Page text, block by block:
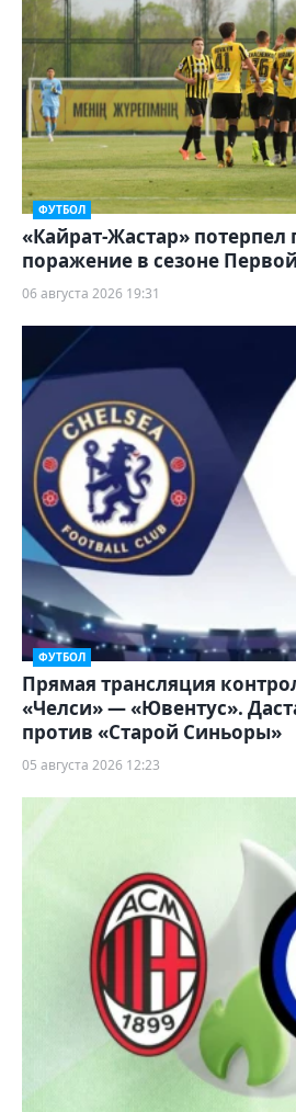
ФУТБОЛ
«Кайрат-Жастар» потерпел
поражение в сезоне
06 августа 2026 19:31
ФУТБОЛ
Прямая трансляция
«Челси» — «Ювентус».
против «Старой Синьоры»
05 августа 2026 12:23